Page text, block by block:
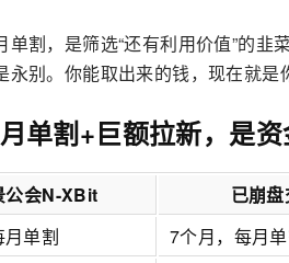
割，是筛选“还有利用价值”的韭
别。你能取出来的钱，现在就是
割+巨额拉新，是资
公会N-XBit 已崩
单割 7个月，每月